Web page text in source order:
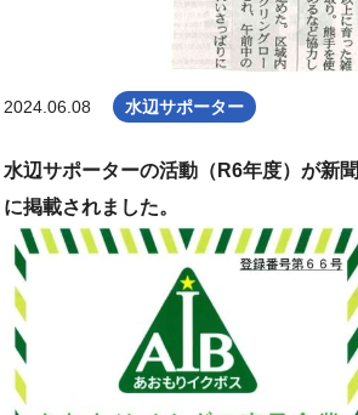
2024.06.08 水辺サポーター
水辺サポーターの活動（R6年度）が新聞
に掲載されました。